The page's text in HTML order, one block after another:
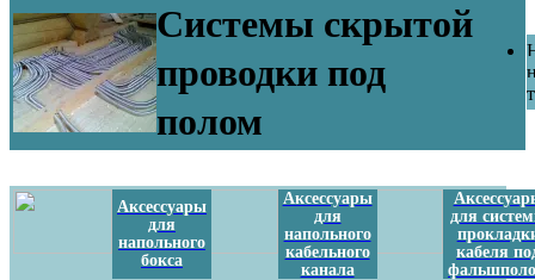
Системы скрытой
проводки под
полом
Аксессуары
для
напольного
бокса
Аксессуары
для
напольного
кабельного
канала
для
кабеля